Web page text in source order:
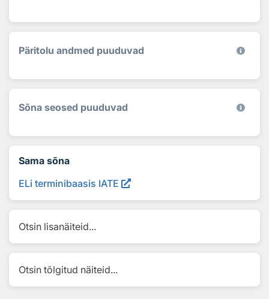
Päritolu andmed puuduvad
Sõna seosed puuduvad
Sama sõna
ELi terminibaasis IATE
Otsin lisanäiteid...
Otsin tõlgitud näiteid...